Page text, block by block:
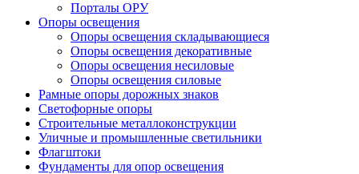
Порталы ОРУ
Опоры освещения
Опоры освещения cкладывающиеся
Опоры освещения декоративные
Опоры освещения несиловые
Опоры освещения силовые
Рамные опоры дорожных знаков
Светофорные опоры
Строительные металлоконструкции
Уличные и промышленные светильники
Флагштоки
Фундаменты для опор освещения